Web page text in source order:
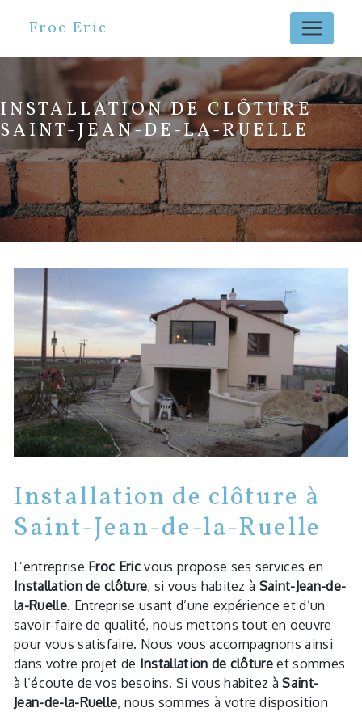
Froc Eric
INSTALLATION DE CLÔTURE
SAINT-JEAN-DE-LA-RUELLE
Installation de clôture à
Saint-Jean-de-la-Ruelle
L’entreprise Froc Eric vous propose ses services en
Installation de clôture, si vous habitez à Saint-Jean-de-
la-Ruelle. Entreprise usant d’une expérience et d’un
savoir-faire de qualité, nous mettons tout en oeuvre
pour vous satisfaire. Nous vous accompagnons ainsi
dans votre projet de Installation de clôture et sommes
à l’écoute de vos besoins. Si vous habitez àSaint-
Jean-de-la-Ruelle, nous sommes à votre disposition